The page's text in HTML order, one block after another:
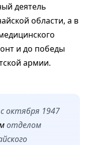
деятель
области, а в
и до победы
армии.
октября 1947
отделом